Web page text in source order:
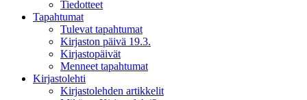
Tiedotteet
Tapahtumat
Tulevat tapahtumat
Kirjaston päivä 19.3.
Kirjastopäivät
Menneet tapahtumat
Kirjastolehti
Kirjastolehden artikkelit